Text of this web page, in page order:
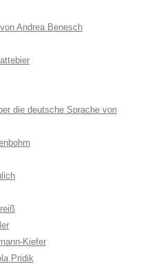
Andrea Benesch
die deutsche Sprache von
Kiefer
Pridik